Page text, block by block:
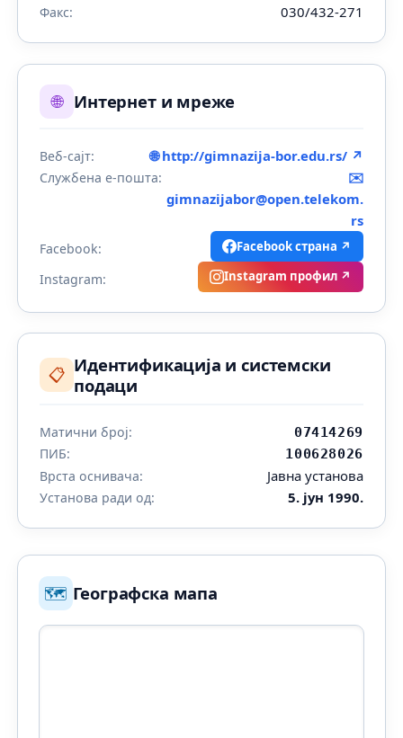
Факс: 030/432-271
🌐 Интернет и мреже
Веб-сајт: 🌐 http://gimnazija-bor.edu.rs/ ↗
Службена е-пошта:
✉️
gimnazijabor@open.telekom.
rs
Facebook: Facebook страна ↗
Instagram: Instagram профил ↗
📋 Идентификација и системски
подаци
Матични број: 07414269
ПИБ: 100628026
Врста оснивача: Јавна установа
Установа ради од: 5. јун 1990.
🗺️ Географска мапа